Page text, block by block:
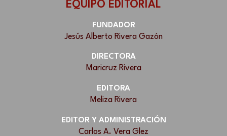
EQUIPO EDITORIAL
FUNDADOR
Jesús Alberto Rivera Gazón
DIRECTORA
Maricruz Rivera
EDITORA
Meliza Rivera
EDITOR Y ADMINISTRACIÓN
Carlos A. Vera Glez